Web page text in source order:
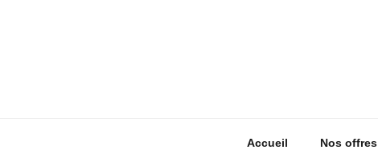
Accueil Nos offres